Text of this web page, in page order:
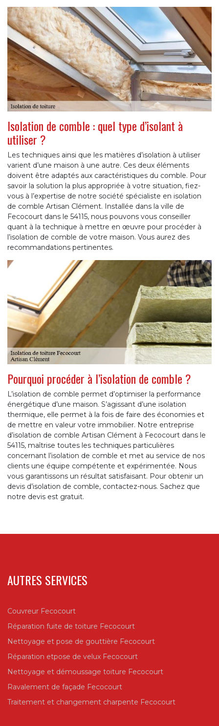
Isolation de comble : quel type d’isolant à
utiliser ?
Les techniques ainsi que les matières d’isolation à utiliser
varient d’une maison à une autre. Ces deux éléments
doivent être adaptés aux caractéristiques du comble. Pour
savoir la solution la plus appropriée à votre situation, fiez-
vous à l’expertise de notre société spécialiste en isolation
de comble Artisan Clément. Installée dans la ville de
Fecocourt dans le 54115, nous pouvons vous conseiller
quant à la technique à mettre en œuvre pour procéder à
l’isolation de comble de votre maison. Vous aurez des
recommandations pertinentes.
Pourquoi procéder à l’isolation de comble ?
L’isolation de comble permet d’optimiser la performance
énergétique d’une maison. S’agissant d’une isolation
thermique, elle permet à la fois de faire des économies et
de mettre en valeur votre immobilier. Notre entreprise
d’isolation de comble Artisan Clément à Fecocourt dans le
54115, maîtrise toutes les techniques particulières
concernant l’isolation de comble et met au service de nos
clients une équipe compétente et expérimentée. Nous
vous garantissons un résultat satisfaisant. Pour obtenir un
devis d’isolation de comble, contactez-nous. Sachez que
notre devis est gratuit.
AUTRES SERVICES
Couvreur Fecocourt
Réparation fuite de toiture Fecocourt
Nettoyage et pose de gouttière Fecocourt
Réparation etpose de velux Fecocourt
Nettoyage et démoussage toiture Fecocourt
Ravalement de façade Fecocourt
Traitement et changement charpente Fecocourt